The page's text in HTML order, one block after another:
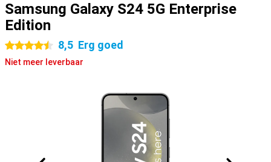
Samsung Galaxy S24 5G Enterprise
Edition
4.5 sterren 8,5 Erg goed
Niet meer leverbaar